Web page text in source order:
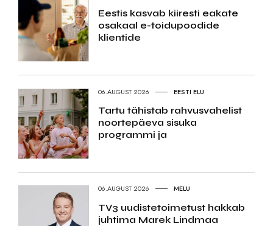
Eestis kasvab kiiresti eakate
osakaal e-toidupoodide
klientide
06.AUGUST 2026 EESTI ELU
Tartu tähistab rahvusvahelist
noortepäeva sisuka
programmi ja
06.AUGUST 2026 MELU
TV3 uudistetoimetust hakkab
juhtima Marek Lindmaa